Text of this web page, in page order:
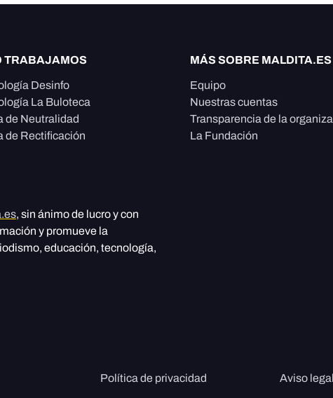
TRABAJAMOS
Desinfo
La Buloteca
de Neutralidad
de Rectificación
MÁS SOBRE MALDITA.ES
Equipo
Nuestras cuentas
Transparencia de la
La Fundación
, sin ánimo de lucro y con
y promueve la
educación, tecnología,
Política de privacidad Aviso legal